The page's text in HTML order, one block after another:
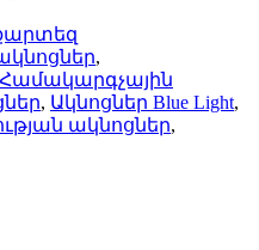
,
Համակարգչային
, Ակնոցներ Blue Light,
ակնոցներ,